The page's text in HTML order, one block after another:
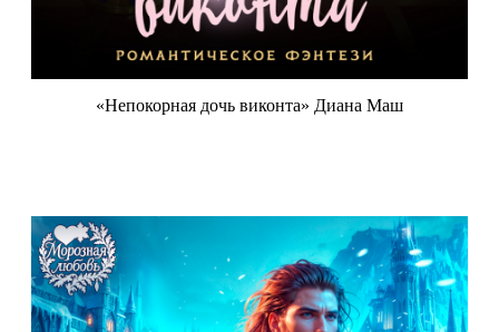
«Непокорная дочь виконта» Диана Маш